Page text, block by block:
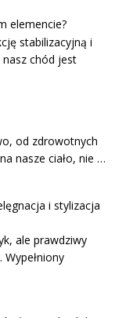
elemencie?
stabilizacyjną i
chód jest
od zdrowotnych
nasze ciało, nie …
i stylizacja
ale prawdziwy